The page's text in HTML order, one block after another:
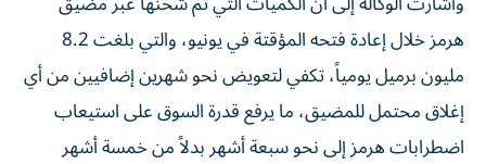
هرمز خلال إعادة فتحه المؤقتة في يونيو، والتي بلغت 8.2
مليون برميل يومياً، تكفي لتعويض نحو شهرين إضافيين من أي
إغلاق محتمل للمضيق، ما يرفع قدرة السوق على استيعاب
اضطرابات هرمز إلى نحو سبعة أشهر بدلاً من خمسة أشهر